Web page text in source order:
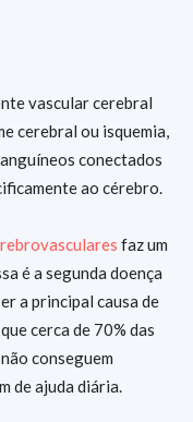
vascular cerebral
cerebral ou isquemia,
conectados
ao cérebro.
faz um
é a segunda doença
a principal causa de
cerca de 70% das
conseguem
de ajuda diária.